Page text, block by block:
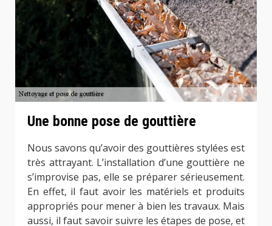
Une bonne pose de gouttière
Nous savons qu’avoir des gouttières stylées est
très attrayant. L’installation d’une gouttière ne
s’improvise pas, elle se préparer sérieusement.
En effet, il faut avoir les matériels et produits
appropriés pour mener à bien les travaux. Mais
aussi, il faut savoir suivre les étapes de pose, et